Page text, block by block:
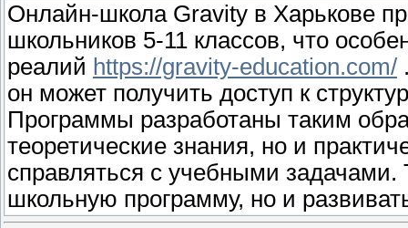
Онлайн-школа Gravity в Харькове
школьников 5-11 классов, что
реалий https://gravity-education.com/
он может получить доступ к
Программы разработаны таким
теоретические знания, но и
справляться с учебными задачами.
школьную программу, но и